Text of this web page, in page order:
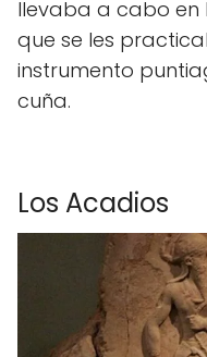
llevaba a cabo en
que se les
instrumento
cuña.
Los Acadios